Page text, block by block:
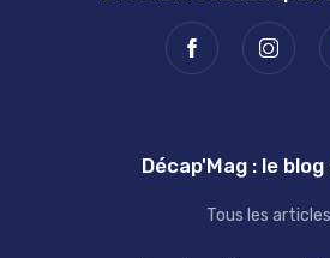
Décap'Mag : le
Tous les articles